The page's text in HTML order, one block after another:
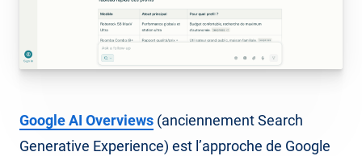
Google AI Overviews (anciennement Search
Generative Experience) est l’approche de Google